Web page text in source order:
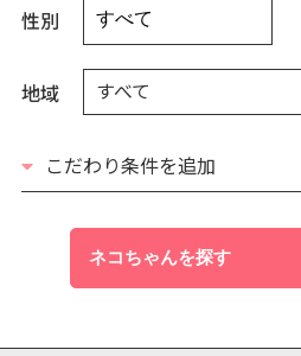
性別
地域 すべて
こだわり条件を追加
ネコちゃんを探す